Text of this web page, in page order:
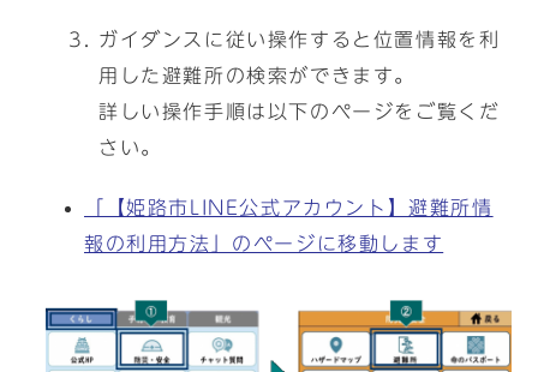
ガイダンスに従い操作すると位置情報を利
用した避難所の検索ができます。
詳しい操作手順は以下のページをご覧くだ
さい。
「【姫路市LINE公式アカウント】避難所情
報の利用方法」のページに移動します